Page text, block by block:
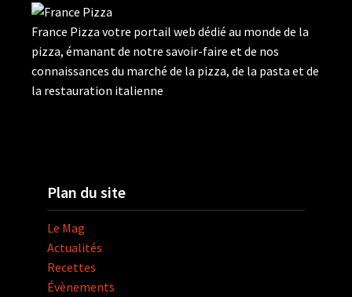
France Pizza votre portail web dédié au monde de la
pizza, émanant de notre savoir-faire et de nos
connaissances du marché de la pizza, de la pasta et de
la restauration italienne
Plan du site
Le Mag
Actualités
Recettes
Évènements